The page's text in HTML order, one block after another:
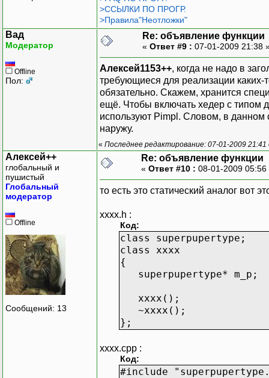
>ССЫЛКИ ПО ПРОГР.
>Правила"Неотложки"
Вад
Модератор
Offline
Пол:
Re: объявление функции
« Ответ #9 : 07-01-2009 21:38
Алексей1153++, когда не надо в
требующиеся для реализации каких-
обязательно. Скажем, хранится
ещё. Чтобы включать хедер с типом
используют Pimpl. Словом, в данном
наружу.
« Последнее редактирование: 07-01-2009
Алексей++
глобальный и
пушистый
Глобальный
модератор
Offline
Сообщений: 13
Re: объявление функции
« Ответ #10 : 08-01-2009
то есть это статический аналог вот
xxxx.h :
Код:
class superpupertype;
class xxxx
{
superpupertype* m_p;
xxxx();
~xxxx();
};
xxxx.cpp :
Код:
#include